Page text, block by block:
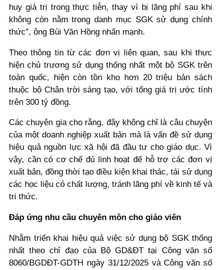
huy giá trị trong thực tiễn, thay vì bị lãng phí sau khi
không còn nằm trong danh mục SGK sử dụng chính
thức”, ông Bùi Văn Hồng nhấn mạnh.
Theo thông tin từ các đơn vị liên quan, sau khi thực
hiện chủ trương sử dụng thống nhất một bộ SGK trên
toàn quốc, hiện còn tồn kho hơn 20 triệu bản sách
thuộc bộ Chân trời sáng tạo, với tổng giá trị ước tính
trên 300 tỷ đồng.
Các chuyên gia cho rằng, đây không chỉ là câu chuyện
của một doanh nghiệp xuất bản mà là vấn đề sử dụng
hiệu quả nguồn lực xã hội đã đầu tư cho giáo dục. Vì
vậy, cần có cơ chế đủ linh hoạt để hỗ trợ các đơn vị
xuất bản, đồng thời tạo điều kiện khai thác, tái sử dụng
các học liệu có chất lượng, tránh lãng phí về kinh tế và
tri thức.
Đáp ứng nhu cầu chuyên môn cho giáo viên
Nhằm triển khai hiệu quả việc sử dụng bộ SGK thống
nhất theo chỉ đạo của Bộ GD&ĐT tại Công văn số
8060/BGDĐT-GDTH ngày 31/12/2025 và Công văn số